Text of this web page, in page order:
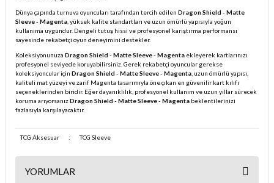
Dünya çapında turnuva oyuncuları tarafından tercih edilen Dragon Shield - Matte
Sleeve - Magenta , yüksek kalite standartları ve uzun ömürlü yapısıyla yoğun
kullanıma uygundur. Dengeli tutuş hissi ve profesyonel karıştırma performansı
sayesinde rekabetçi oyun deneyimini destekler.
Koleksiyonunuza Dragon Shield - Matte Sleeve - Magenta ekleyerek kartlarınızı
profesyonel seviyede koruyabilirsiniz. Gerek rekabetçi oyuncular gerekse
koleksiyoncular için Dragon Shield - Matte Sleeve - Magenta , uzun ömürlü yapısı,
kaliteli mat yüzeyi ve zarif Magenta tasarımıyla öne çıkan en güvenilir kart kılıfı
seçeneklerinden biridir. Eğer dayanıklılık, profesyonel kullanım ve uzun yıllar sürecek
koruma arıyorsanızDragon Shield - Matte Sleeve - Magenta beklentilerinizi
fazlasıyla karşılayacaktır.
TCG Aksesuar : TCG Sleeve
YORUMLAR